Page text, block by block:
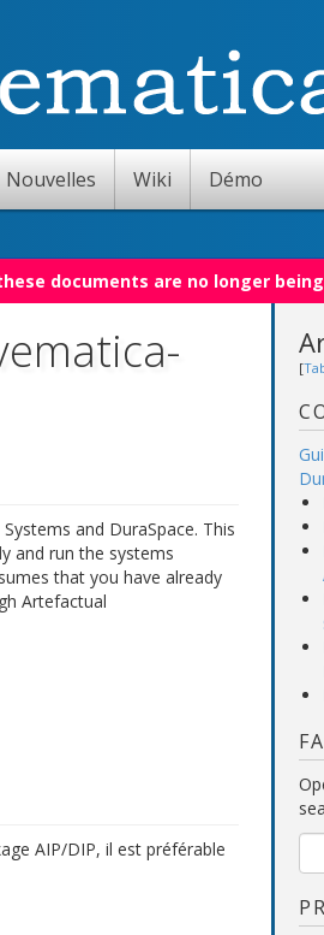
Nouvelles Wiki Démo
documents are no longer
and DuraSpace. This
and run the systems
that you have already
Artefactual
AIP/DIP, il est préférable
[